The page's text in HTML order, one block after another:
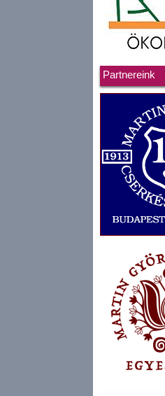
Partnereink